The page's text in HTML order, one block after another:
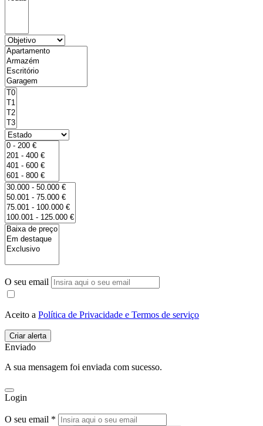
O seu email
Aceito a Política de Privacidade e Termos de serviço
Enviado
A sua mensagem foi enviada com sucesso.
Login
O seu email *